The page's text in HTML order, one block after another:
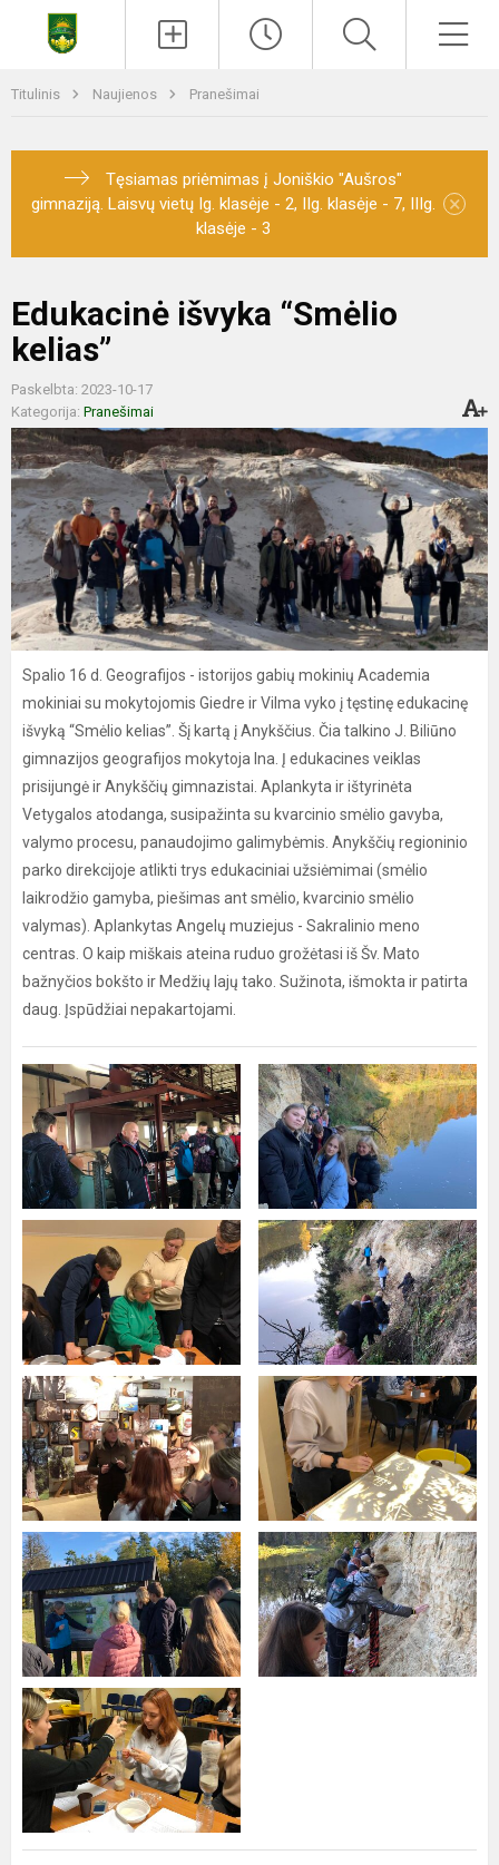
Titulinis Naujienos Pranešimai
Tęsiamas priėmimas į Joniškio "Aušros"
gimnaziją. Laisvų vietų Ig. klasėje - 2, IIg. klasėje - 7, IIIg.
klasėje - 3
×
Edukacinė išvyka “Smėlio
kelias”
Paskelbta: 2023-10-17
Kategorija: Pranešimai
Spalio 16 d. Geografijos - istorijos gabių mokinių Academia
mokiniai su mokytojomis Giedre ir Vilma vyko į tęstinę edukacinę
išvyką “Smėlio kelias”. Šį kartą į Anykščius. Čia talkino J. Biliūno
gimnazijos geografijos mokytoja Ina. Į edukacines veiklas
prisijungė ir Anykščių gimnazistai. Aplankyta ir ištyrinėta
Vetygalos atodanga, susipažinta su kvarcinio smėlio gavyba,
valymo procesu, panaudojimo galimybėmis. Anykščių regioninio
parko direkcijoje atlikti trys edukaciniai užsiėmimai (smėlio
laikrodžio gamyba, piešimas ant smėlio, kvarcinio smėlio
valymas). Aplankytas Angelų muziejus - Sakralinio meno
centras. O kaip miškais ateina ruduo grožėtasi iš Šv. Mato
bažnyčios bokšto ir Medžių lajų tako. Sužinota, išmokta ir patirta
daug. Įspūdžiai nepakartojami.